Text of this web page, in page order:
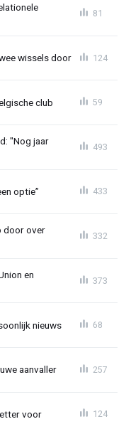
81
wissels door 124
club 59
"Nog jaar
493
optie” 433
door over
332
en
373
nieuws 68
aanvaller 257
voor 124